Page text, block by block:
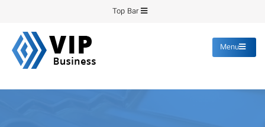
content
Top Bar
Menu